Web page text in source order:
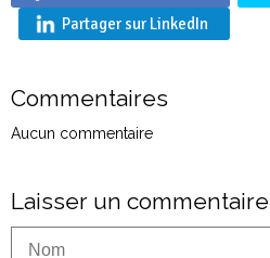
Partager sur LinkedIn
Commentaires
Aucun commentaire
Laisser un commentaire